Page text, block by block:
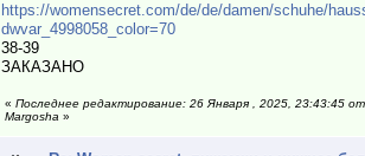
https://womensecret.com/de/de/damen/schuhe/
dwvar_4998058_color=70
38-39
ЗАКАЗАНО
« Последнее редактирование: 26 Января , 2025, 23:43:45 от
Margosha »